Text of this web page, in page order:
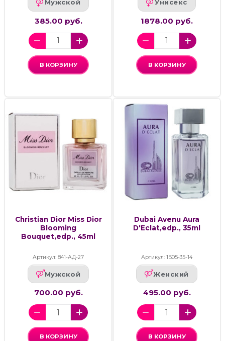
Мужской
385.00 руб.
В КОРЗИНУ
Унисекс
1878.00 руб.
В КОРЗИНУ
Christian Dior Miss Dior
Blooming
Bouquet,edp., 45ml
Артикул: 841-АД-27
Мужской
700.00 руб.
В КОРЗИНУ
Dubai Avenu Aura
D'Eclat,edp., 35ml
Артикул: 1Б05-35-14
Женский
495.00 руб.
В КОРЗИНУ